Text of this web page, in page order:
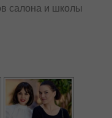
салона и школы